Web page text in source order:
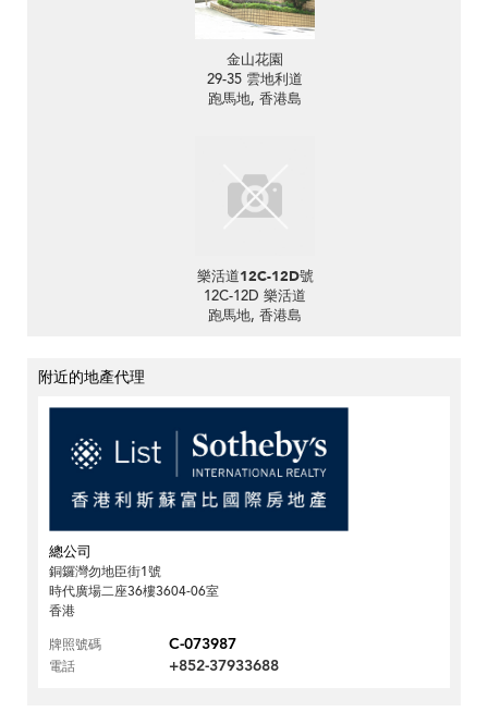
金山花園
29-35 雲地利道
跑馬地, 香港島
樂活道12C-12D號
12C-12D 樂活道
跑馬地, 香港島
附近的地產代理
總公司
銅鑼灣勿地臣街1號
時代廣場二座36樓3604-06室
香港
牌照號碼
C-073987
電話 +852-37933688